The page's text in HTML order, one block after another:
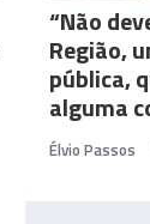
“Não
Região,
pública,
alguma
Élvio Passos